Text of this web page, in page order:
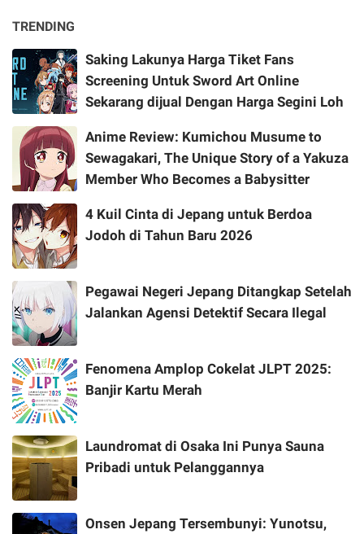
TRENDING
Saking Lakunya Harga Tiket Fans
Screening Untuk Sword Art Online
Sekarang dijual Dengan Harga Segini Loh
Anime Review: Kumichou Musume to
Sewagakari, The Unique Story of a Yakuza
Member Who Becomes a Babysitter
4 Kuil Cinta di Jepang untuk Berdoa
Jodoh di Tahun Baru 2026
Pegawai Negeri Jepang Ditangkap Setelah
Jalankan Agensi Detektif Secara Ilegal
Fenomena Amplop Cokelat JLPT 2025:
Banjir Kartu Merah
Laundromat di Osaka Ini Punya Sauna
Pribadi untuk Pelanggannya
Onsen Jepang Tersembunyi: Yunotsu,